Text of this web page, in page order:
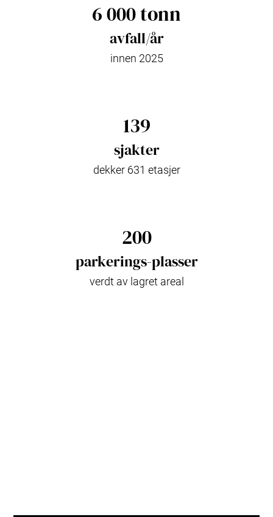
6 000 tonn
avfall/år
innen 2025
139
sjakter
dekker 631 etasjer
200
parkerings-plasser
verdt av lagret areal